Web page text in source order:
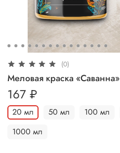
(0)
Меловая краска «Саванна»
167 ₽
20 мл 50 мл 100 мл
1000 мл